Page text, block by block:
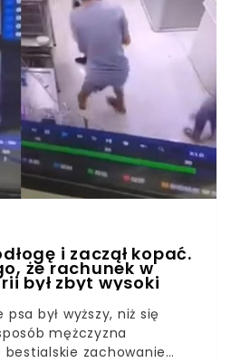
przedstawieni są
Jednak jak się okazuje,
coś nowego o tym
Mężczyzna nie
zobaczył, przyjrzawszy
psa.
i zaczął kopać.
że rachunek w
był zbyt wysoki
był wyższy, niż się
mężczyzna
bestialskie zachowanie